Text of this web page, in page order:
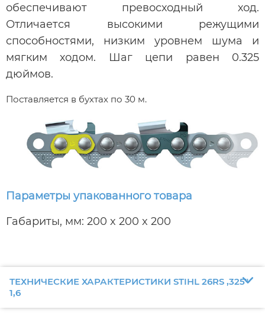
обеспечивают превосходный ход.
Отличается высокими режущими
способностями, низким уровнем шума и
мягким ходом. Шаг цепи равен 0.325
дюймов.
Поставляется в бухтах по 30 м.
Параметры упакованного товара
Габариты, мм: 200 x 200 x 200
ТЕХНИЧЕСКИЕ ХАРАКТЕРИСТИКИ STIHL 26RS ,325"
1,6